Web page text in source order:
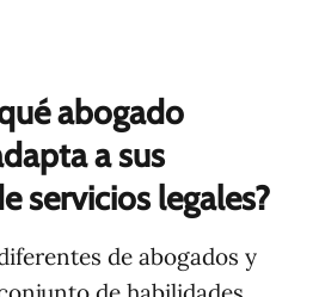
abogado
a sus
servicios legales?
de abogados y